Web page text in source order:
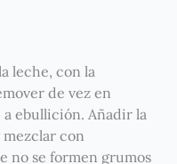
leche, con la
de vez en
ebullición. Añadir la
con
no se formen grumos